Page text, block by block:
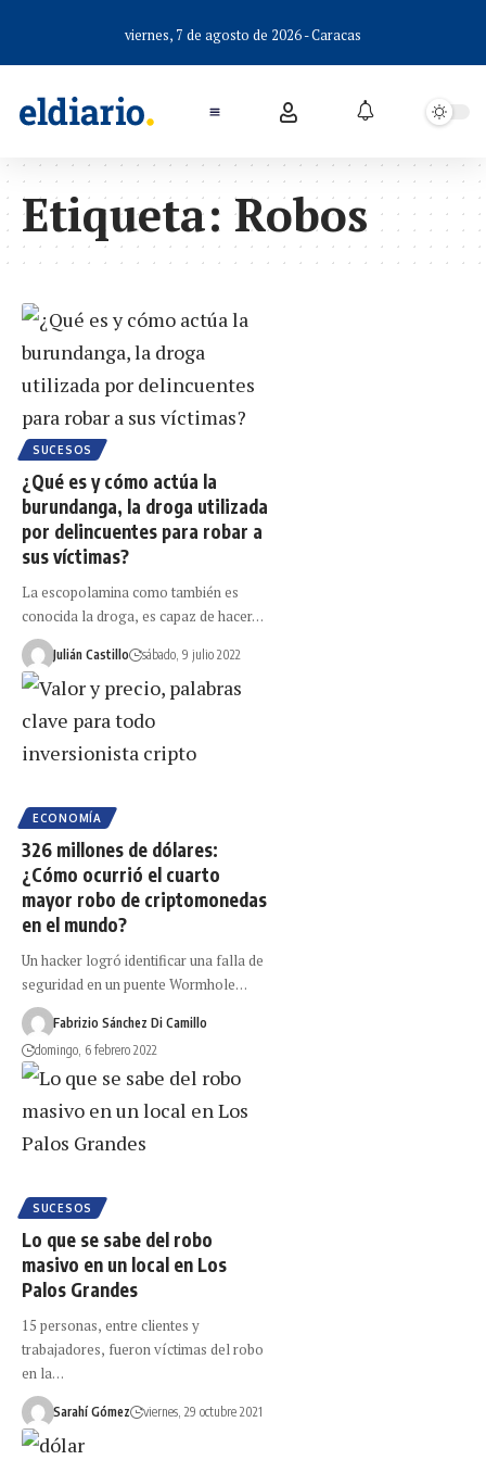
viernes, 7 de agosto de 2026 - Caracas
Etiqueta: Robos
SUCESOS
¿Qué es y cómo actúa la
burundanga, la droga utilizada
por delincuentes para robar a
sus víctimas?
La escopolamina como también es
conocida la droga, es capaz de hacer…
Julián Castillo sábado, 9 julio 2022
ECONOMÍA
326 millones de dólares:
¿Cómo ocurrió el cuarto
mayor robo de criptomonedas
en el mundo?
Un hacker logró identificar una falla de
seguridad en un puente Wormhole…
Fabrizio Sánchez Di Camillo
domingo, 6 febrero 2022
SUCESOS
Lo que se sabe del robo
masivo en un local en Los
Palos Grandes
15 personas, entre clientes y
trabajadores, fueron víctimas del robo
en la…
Sarahí Gómez viernes, 29 octubre 2021